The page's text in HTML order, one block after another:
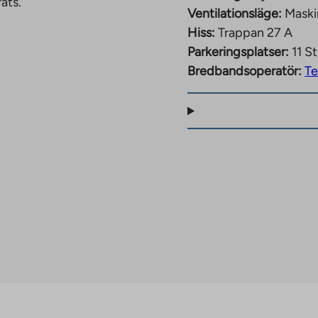
Ventilationsläge:
Hiss: Trappan 27 A
Parkeringsplatser: 11
Bredbandsoperatör: